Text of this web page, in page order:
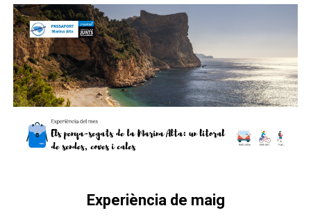
Experiència de maig